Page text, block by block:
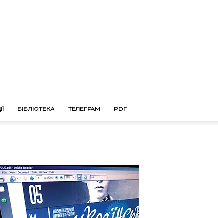
БІБЛІОТЕКА ТЕЛЕГРАМ PDF